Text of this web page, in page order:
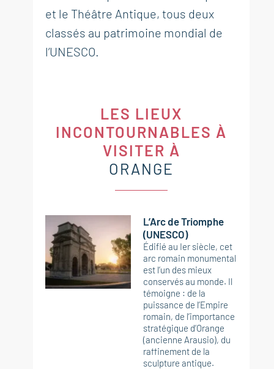
et le Théâtre Antique, tous deux
classés au patrimoine mondial de
l’UNESCO.
LES LIEUX
INCONTOURNABLES À
VISITER À
ORANGE
L’Arc de Triomphe
(UNESCO)
Édifié au Ier siècle, cet
arc romain monumental
est l’un des mieux
conservés au monde. Il
témoigne : de la
puissance de l’Empire
romain, de l’importance
stratégique d’Orange
(ancienne Arausio), du
raffinement de la
sculpture antique.